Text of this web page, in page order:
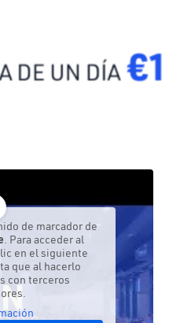
de marcador de
. Para acceder al
en el siguiente
que al hacerlo
con terceros